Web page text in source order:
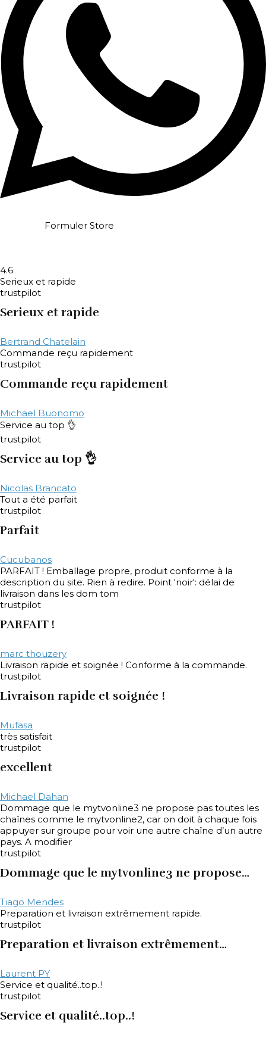
Formuler Store
4.6
Serieux et rapide
trustpilot
Serieux et rapide
Bertrand Chatelain
Commande reçu rapidement
trustpilot
Commande reçu rapidement
Michael Buonomo
Service au top 👌
trustpilot
Service au top 👌
Nicolas Brancato
Tout a été parfait
trustpilot
Parfait
Cucubanos
PARFAIT ! Emballage propre, produit conforme à la
description du site. Rien à redire. Point 'noir': délai de
livraison dans les dom tom
trustpilot
PARFAIT !
marc thouzery
Livraison rapide et soignée ! Conforme à la commande.
trustpilot
Livraison rapide et soignée !
Mufasa
très satisfait
trustpilot
excellent
Michael Dahan
Dommage que le mytvonline3 ne propose pas toutes les
chaînes comme le mytvonline2, car on doit à chaque fois
appuyer sur groupe pour voir une autre chaîne d’un autre
pays. A modifier
trustpilot
Dommage que le mytvonline3 ne propose…
Tiago Mendes
Preparation et livraison extrêmement rapide.
trustpilot
Preparation et livraison extrêmement…
Laurent PY
Service et qualité..top..!
trustpilot
Service et qualité..top..!